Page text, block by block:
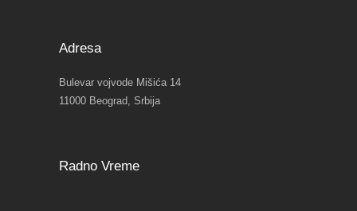
Adresa
Bulevar vojvode Mišića 14
11000 Beograd, Srbija
Radno Vreme